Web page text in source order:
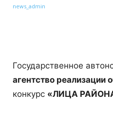
Государственное
агентство реализации
конкурс «ЛИЦА